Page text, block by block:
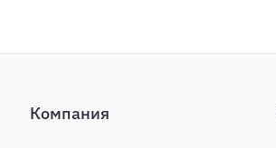
Компания